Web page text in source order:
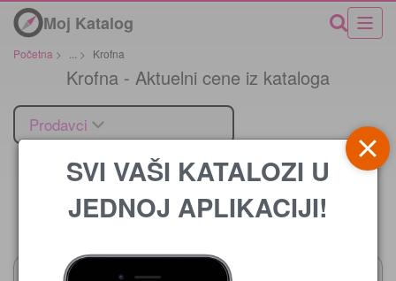
Moj Katalog
Početna > > Krofna
Krofna - Aktuelni cene iz kataloga
Prodavci
Cena
SVI VAŠI KATALOZI U
JEDNOJ APLIKACIJI!